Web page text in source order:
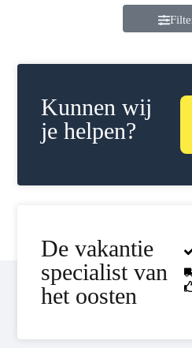
Kunnen wij
je helpen?
De vakantie
specialist van
het oosten